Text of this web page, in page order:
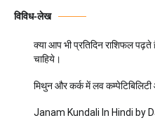
विविध-लेख
क्या आप भी प्रतिदिन राशिफल
चाहिये।
मिथुन और कर्क में लव
Janam Kundali In Hindi by